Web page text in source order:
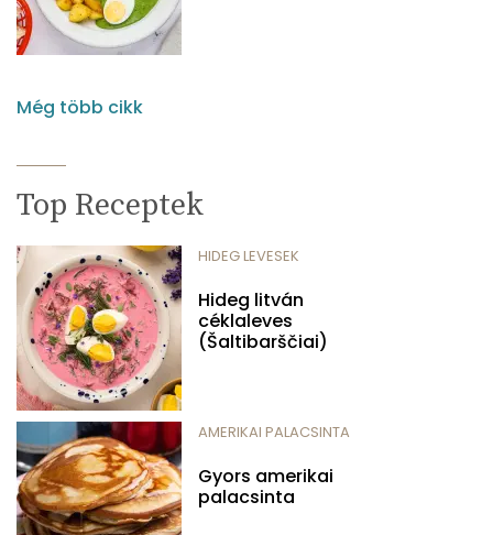
Még több cikk
Top Receptek
HIDEG LEVESEK
Hideg litván
céklaleves
(Šaltibarščiai)
AMERIKAI PALACSINTA
Gyors amerikai
palacsinta